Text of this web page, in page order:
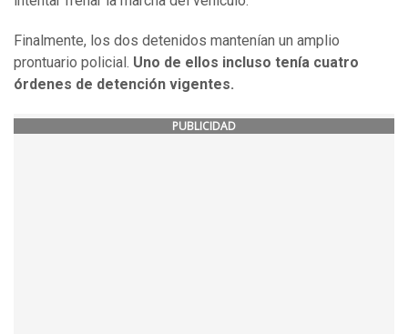
Finalmente, los dos detenidos mantenían un amplio
prontuario policial. Uno de ellos incluso tenía cuatro
órdenes de detención vigentes.
PUBLICIDAD